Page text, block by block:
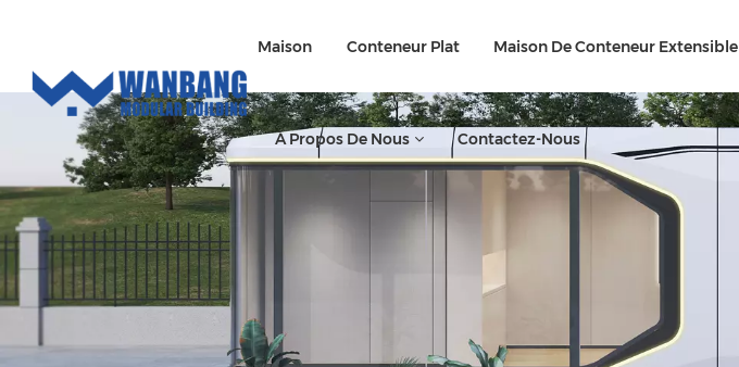
Maison Conteneur Plat Maison De Conteneur Extensible
À Propos De Nous Contactez-Nous